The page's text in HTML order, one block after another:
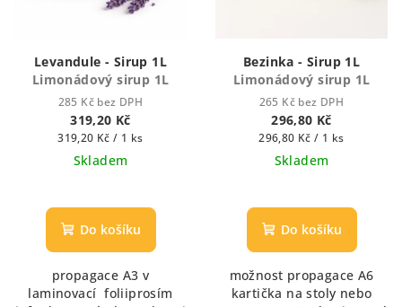
Levandule - Sirup 1L
Limonádový sirup 1L
285 Kč bez DPH
319,20 Kč
Měrná
cena:
319,20 Kč / 1 ks
Skladem
Do košíku
propagace A3 v
laminovací foliiprosím
Bezinka - Sirup 1L
Limonádový sirup 1L
265 Kč bez DPH
296,80 Kč
Měrná
cena:
296,80 Kč / 1 ks
Skladem
hodnocení
produktu
z
5
Do košíku
možnost propagace A6
kartička na stoly nebo